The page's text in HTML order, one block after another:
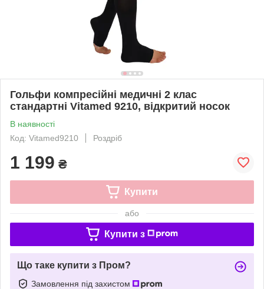
Гольфи компресійні медичні 2 клас
стандартні Vitamed 9210, відкритий носок
В наявності
Код: Vitamed9210
Роздріб
1 199 ₴
Купити
або
Купити з
Що таке купити з Пром?
Замовлення під захистом